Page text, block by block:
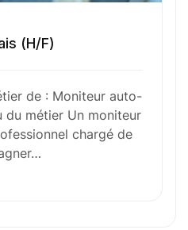
ou
légales et lapolitique
(H/F)
de : Moniteur auto-
du métier Un moniteur
chargé de